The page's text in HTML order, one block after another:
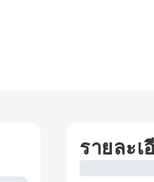
รายละเ